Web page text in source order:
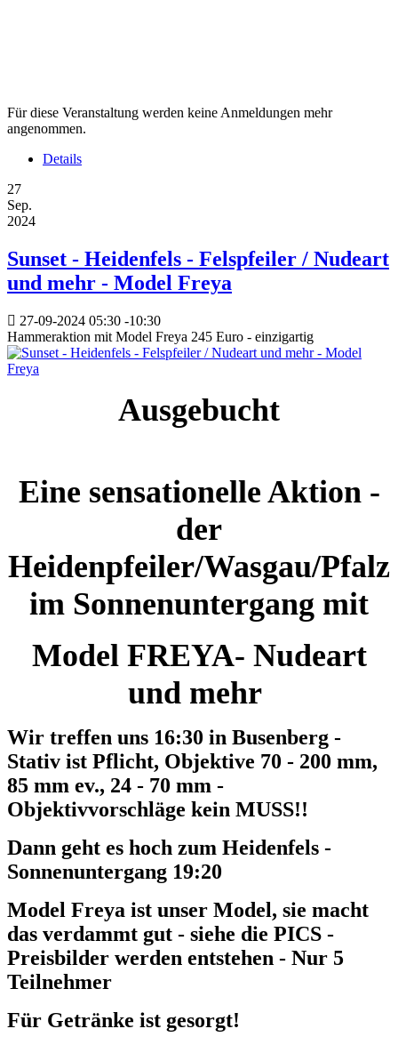
Für diese Veranstaltung werden keine Anmeldungen mehr
angenommen.
Details
27
Sep.
2024
Sunset - Heidenfels - Felspfeiler / Nudeart
und mehr - Model Freya
27-09-2024 05:30 -10:30
Hammeraktion mit Model Freya 245 Euro - einzigartig
Ausgebucht
Eine sensationelle Aktion -
der
Heidenpfeiler/Wasgau/Pfalz
im Sonnenuntergang mit
Model FREYA- Nudeart
und mehr
Wir treffen uns 16:30 in Busenberg -
Stativ ist Pflicht, Objektive 70 - 200 mm,
85 mm ev., 24 - 70 mm -
Objektivvorschläge kein MUSS!!
Dann geht es hoch zum Heidenfels -
Sonnenuntergang 19:20
Model Freya ist unser Model, sie macht
das verdammt gut - siehe die PICS -
Preisbilder werden entstehen - Nur 5
Teilnehmer
Für Getränke ist gesorgt!